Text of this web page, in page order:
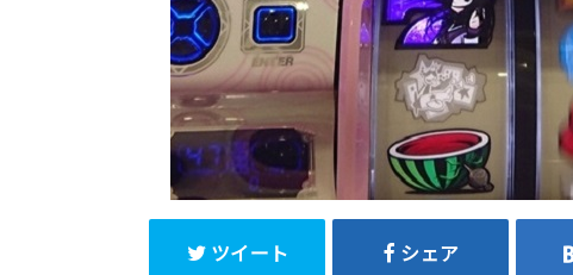
ツイート シェア